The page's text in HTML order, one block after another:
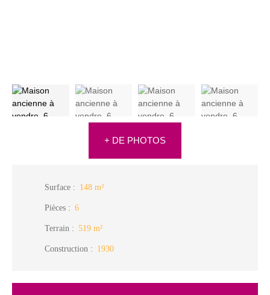
+ DE PHOTOS
Surface : 148 m²
Pièces : 6
Terrain : 519 m²
Construction : 1930